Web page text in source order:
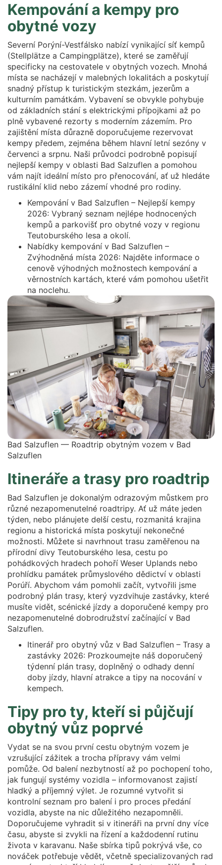
Kempování a kempy pro
obytné vozy
Severní Porýní-Vestfálsko nabízí vynikající síť kempů
(Stellplätze a Campingplätze), které se zaměřují
specificky na cestovatele v obytných vozech. Mnohá
místa se nacházejí v malebných lokalitách a poskytují
snadný přístup k turistickým stezkám, jezerům a
kulturním památkám. Vybavení se obvykle pohybuje
od základních stání s elektrickými přípojkami až po
plně vybavené rezorty s moderním zázemím. Pro
zajištění místa důrazně doporučujeme rezervovat
kempy předem, zejména během hlavní letní sezóny v
červenci a srpnu. Naši průvodci podrobně popisují
nejlepší kempy v oblasti Bad Salzuflen a pomohou
vám najít ideální místo pro přenocování, ať už hledáte
rustikální klid nebo zázemí vhodné pro rodiny.
Kempování v Bad Salzuflen – Nejlepší kempy
2026: Vybraný seznam nejlépe hodnocených
kempů a parkovišť pro obytné vozy v regionu
Teutoburského lesa a okolí.
Nabídky kempování v Bad Salzuflen –
Zvýhodněná místa 2026: Najděte informace o
cenově výhodných možnostech kempování a
věrnostních kartách, které vám pomohou ušetřit
na noclehu.
Bad Salzuflen — Roadtrip obytným vozem v Bad
Salzuflen
Itineráře a trasy pro roadtrip
Bad Salzuflen je dokonalým odrazovým můstkem pro
různé nezapomenutelné roadtripy. Ať už máte jeden
týden, nebo plánujete delší cestu, rozmanitá krajina
regionu a historická místa poskytují nekonečné
možnosti. Můžete si navrhnout trasu zaměřenou na
přírodní divy Teutoburského lesa, cestu po
pohádkových hradech pohoří Weser Uplands nebo
prohlídku památek průmyslového dědictví v oblasti
Porúří. Abychom vám pomohli začít, vytvořili jsme
podrobný plán trasy, který vyzdvihuje zastávky, které
musíte vidět, scénické jízdy a doporučené kempy pro
nezapomenutelné dobrodružství začínající v Bad
Salzuflen.
Itinerář pro obytný vůz v Bad Salzuflen – Trasy a
zastávky 2026: Prozkoumejte náš doporučený
týdenní plán trasy, doplněný o odhady denní
doby jízdy, hlavní atrakce a tipy na nocování v
kempech.
Tipy pro ty, kteří si půjčují
obytný vůz poprvé
Vydat se na svou první cestu obytným vozem je
vzrušující zážitek a trocha přípravy vám velmi
pomůže. Od balení nezbytností až po pochopení toho,
jak fungují systémy vozidla – informovanost zajistí
hladký a příjemný výlet. Je rozumné vytvořit si
kontrolní seznam pro balení i pro proces předání
vozidla, abyste na nic důležitého nezapomněli.
Doporučujeme vyhradit si v itineráři na první dny více
času, abyste si zvykli na řízení a každodenní rutinu
života v karavanu. Naše sbírka tipů pokrývá vše, co
nováček potřebuje vědět, včetně specializovaných rad